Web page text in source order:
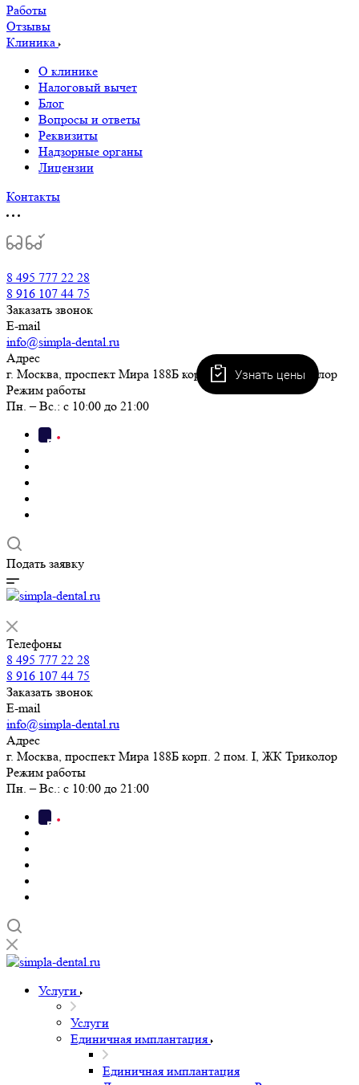
Работы
Отзывы
Клиника
О клинике
Налоговый вычет
Блог
Вопросы и ответы
Реквизиты
Надзорные органы
Лицензии
Контакты
8 495 777 22 28
8 916 107 44 75
Заказать звонок
E-mail
info@simpla-dental.ru
Адрес
г. Москва, проспект Мира 188Б корп. 2 пом. I, ЖК Триколор
Режим работы
Пн. – Вс.: с 10:00 до 21:00
Подать заявку
Телефоны
8 495 777 22 28
8 916 107 44 75
Заказать звонок
E-mail
info@simpla-dental.ru
Адрес
г. Москва, проспект Мира 188Б корп. 2 пом. I, ЖК Триколор
Режим работы
Пн. – Вс.: с 10:00 до 21:00
Услуги
Услуги
Единичная имплантация
Единичная имплантация
Узнать цены